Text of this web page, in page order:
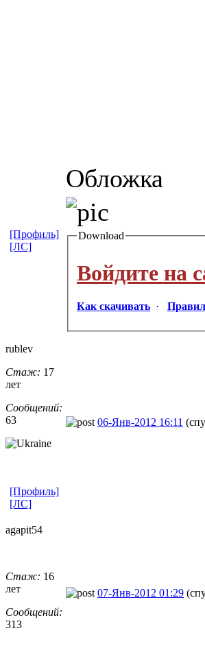
Обложка
Download
Войдите на
Как скачивать ·
[Профиль]
[ЛС]
rublev
Стаж: 17
лет
Сообщений:
63
06-Янв-2012 16:11
[Профиль]
[ЛС]
agapit54
Стаж: 16
лет
Сообщений:
313
07-Янв-2012 01:29